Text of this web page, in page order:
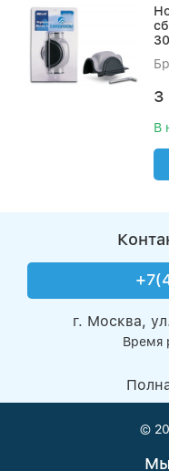
3
В
г. Москва,
Время
©
Мы